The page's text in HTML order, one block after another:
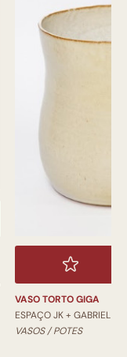
VASO TORTO GIGA
ESPAÇO JK + GABRIEL
VASOS / POTES